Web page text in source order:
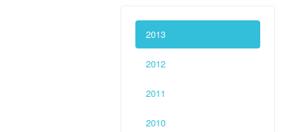
2013
2012
2011
2010